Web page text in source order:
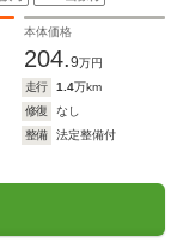
ビ/フルセグ
本体価格
204.9万円
走行 1.4万km
修復
なし
整備
法定整備付